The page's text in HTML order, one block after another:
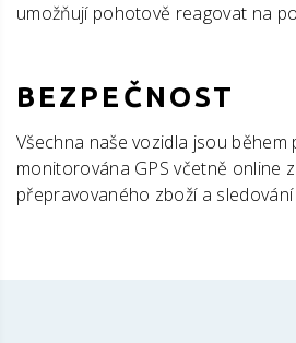
umožňují pohotově reagovat na
BEZPEČNOST
Všechna naše vozidla jsou během
monitorována GPS včetně online
přepravovaného zboží a